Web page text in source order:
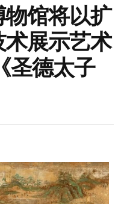
馆将以扩
术展示艺术
圣德太子